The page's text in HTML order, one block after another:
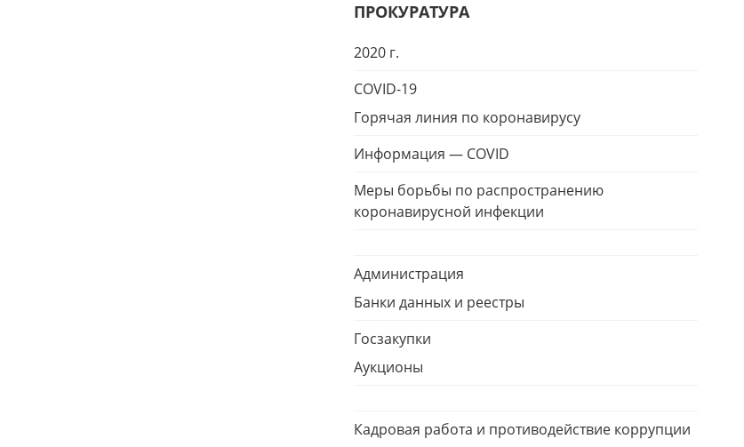
ПРОКУРАТУРА
2020 г.
COVID-19
Горячая линия по коронавирусу
Информация — COVID
Меры борьбы по распространению
коронавирусной инфекции
Администрация
Банки данных и реестры
Госзакупки
Аукционы
Кадровая работа и противодействие коррупции